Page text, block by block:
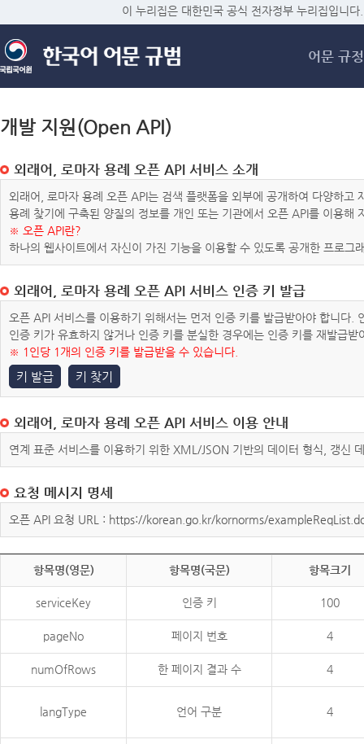
메
이 누리집은 대한민국 공식 전자정부 누리집입니다.
어문 규정
개발 지원(Open API)
외래어, 로마자 용례 오픈 API 서비스 소개
외래어, 로마자 용례 오픈 API는 검색 플랫폼을 외부에 공개하여 다양하
용례 찾기에 구축된 양질의 정보를 개인 또는 기관에서 오픈 API를 이용해
※ 오픈 API란?
하나의 웹사이트에서 자신이 가진 기능을 이용할 수 있도록 공개한 프로그
외래어, 로마자 용례 오픈 API 서비스 인증 키 발급
오픈 API 서비스를 이용하기 위해서는 먼저 인증 키를 발급받아야 합니다
인증 키가 유효하지 않거나 인증 키를 분실한 경우에는 인증 키를 재발급받
※ 1인당 1개의 인증 키를 발급받을 수 있습니다.
키 발급 키 찾기
외래어, 로마자 용례 오픈 API 서비스 이용 안내
연계 표준 서비스를 이용하기 위한 XML/JSON 기반의 데이터 형식, 갱신
요청 메시지 명세
오픈 API 요청 URL : https://korean.go.kr/kornorms/
항목명(영문) 항목명(국문) 항목크기
serviceKey 인증 키 100
pageNo 페이지 번호 4
numOfRows 한 페이지 결과 수 4
langType 언어 구분 4